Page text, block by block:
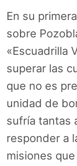
En su
sobre
«Escuadrilla
superar las
que no es
unidad de
sufría tantas
responder a
misiones